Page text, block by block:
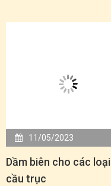
11/05/2023
Dầm biên cho các loại
cầu trục